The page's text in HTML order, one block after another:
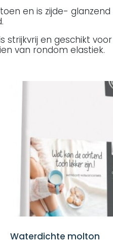
en is zijde- glanzend
strijkvrij en geschikt
van rondom elastiek.
Waterdichte molton